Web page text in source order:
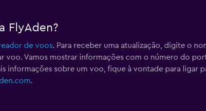
FlyAden?
de voos. Para receber uma atualização, digite o
Vamos mostrar informações com o número do
informações sobre um voo, fique à vontade para ligar
.